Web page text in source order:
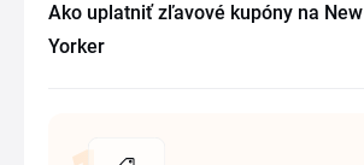
Ako uplatniť zľavové kupóny na New
Yorker